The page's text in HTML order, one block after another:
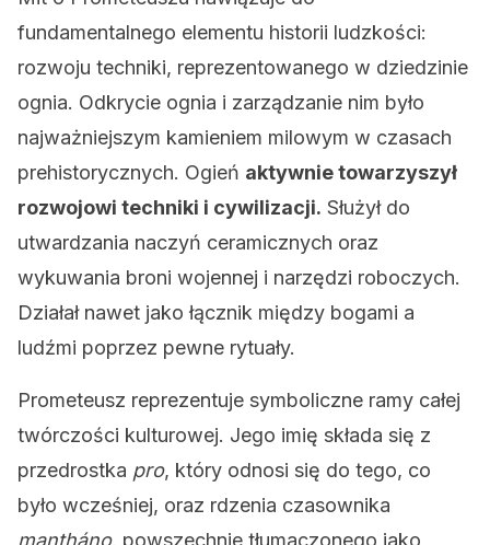
fundamentalnego elementu historii ludzkości:
rozwoju techniki, reprezentowanego w dziedzinie
ognia. Odkrycie ognia i zarządzanie nim było
najważniejszym kamieniem milowym w czasach
prehistorycznych. Ogień aktywnie towarzyszył
rozwojowi techniki i cywilizacji. Służył do
utwardzania naczyń ceramicznych oraz
wykuwania broni wojennej i narzędzi roboczych.
Działał nawet jako łącznik między bogami a
ludźmi poprzez pewne rytuały.
Prometeusz reprezentuje symboliczne ramy całej
twórczości kulturowej. Jego imię składa się z
przedrostka pro, który odnosi się do tego, co
było wcześniej, oraz rdzenia czasownika
mantháno, powszechnie tłumaczonego jako